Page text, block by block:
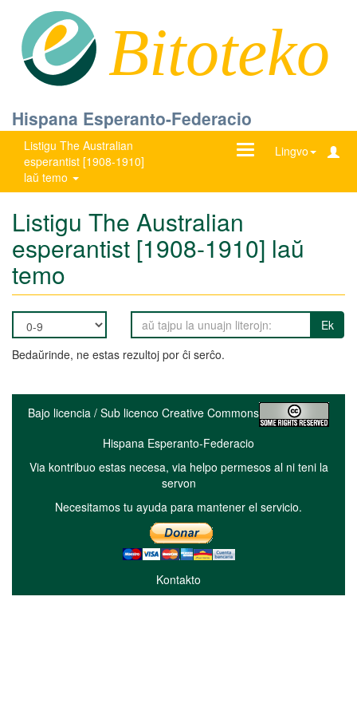
Bitoteko
Hispana Esperanto-Federacio
Listigu The Australian
esperantist [1908-1910]
laŭ temo
Lingvo
Ŝanĝu
Listigu The Australian
esperantist [1908-1910] laŭ
temo
Ek
Bedaŭrinde, ne estas rezultoj por ĉi serĉo.
Bajo licencia / Sub licenco Creative Commons
Hispana Esperanto-Federacio
Via kontribuo estas necesa, via helpo permesos al ni teni la
servon
Necesitamos tu ayuda para mantener el servicio.
Kontakto